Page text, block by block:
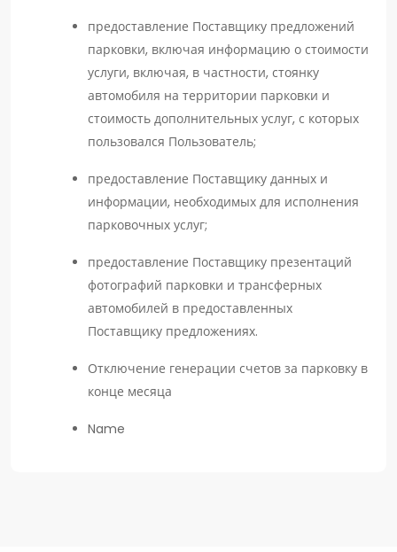
предоставление Поставщику предложений
парковки, включая информацию о стоимости
услуги, включая, в частности, стоянку
автомобиля на территории парковки и
стоимость дополнительных услуг, с которых
пользовался Пользователь;
предоставление Поставщику данных и
информации, необходимых для исполнения
парковочных услуг;
предоставление Поставщику презентаций
фотографий парковки и трансферных
автомобилей в предоставленных
Поставщику предложениях.
Отключение генерации счетов за парковку в
конце месяца
Name